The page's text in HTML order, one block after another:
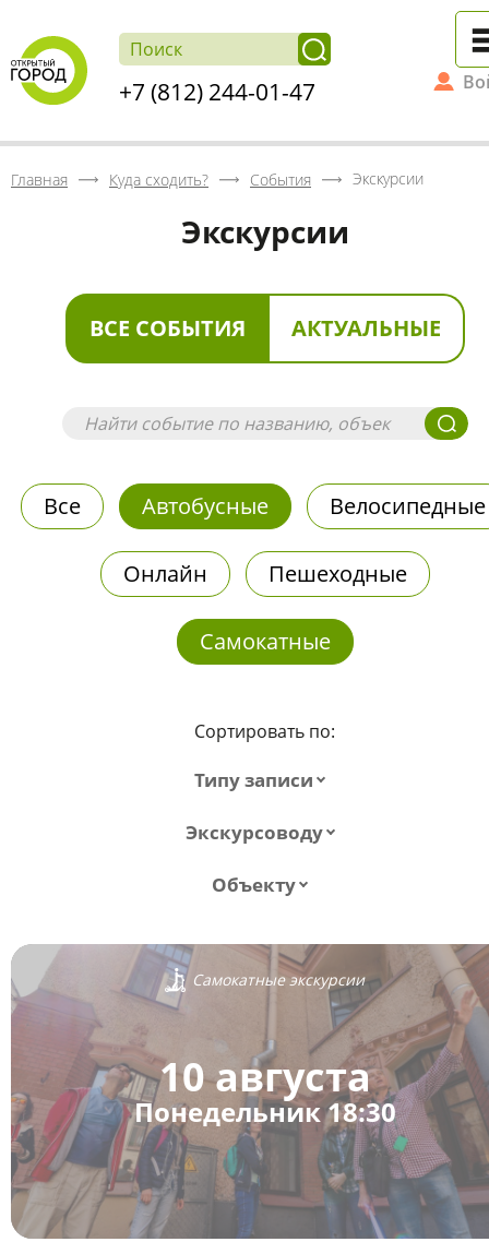
+7 (812) 244-01-47
Главная Куда сходить? События Экскурсии
Экскурсии
ВСЕ СОБЫТИЯ АКТУАЛЬНЫЕ
Все Автобусные Велосипедные
Онлайн Пешеходные
Самокатные
Сортировать по:
Типу записи
Экскурсоводу
Объекту
Самокатные экскурсии
10 августа
Понедельник 18:30